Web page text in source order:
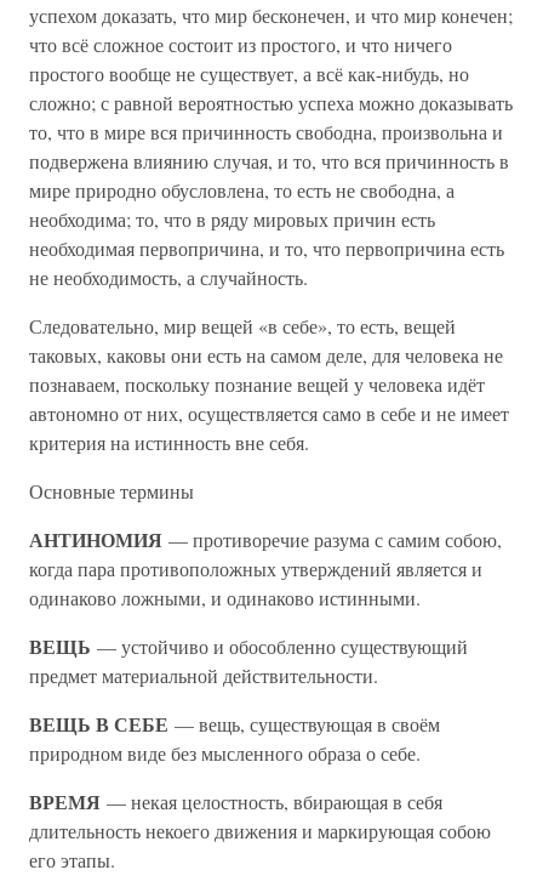
успехом доказать, что мир бесконечен, и что мир конечен;
что всё сложное состоит из простого, и что ничего
простого вообще не существует, а всё как-нибудь, но
сложно; с равной вероятностью успеха можно доказывать
то, что в мире вся причинность свободна, произвольна и
подвержена влиянию случая, и то, что вся причинность в
мире природно обусловлена, то есть не свободна, а
необходима; то, что в ряду мировых причин есть
необходимая первопричина, и то, что первопричина есть
не необходимость, а случайность.
Следовательно, мир вещей «в себе», то есть, вещей
таковых, каковы они есть на самом деле, для человека не
познаваем, поскольку познание вещей у человека идёт
автономно от них, осуществляется само в себе и не имеет
критерия на истинность вне себя.
Основные термины
АНТИНОМИЯ — противоречие разума с самим собою,
когда пара противоположных утверждений является и
одинаково ложными, и одинаково истинными.
ВЕЩЬ — устойчиво и обособленно существующий
предмет материальной действительности.
ВЕЩЬ В СЕБЕ — вещь, существующая в своём
природном виде без мысленного образа о себе.
ВРЕМЯ — некая целостность, вбирающая в себя
длительность некоего движения и маркирующая собою
его этапы.